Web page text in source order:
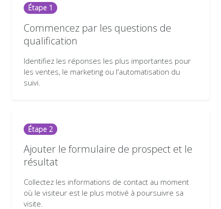
Étape 1
Commencez par les questions de
qualification
Identifiez les réponses les plus importantes pour
les ventes, le marketing ou l'automatisation du
suivi.
Étape 2
Ajouter le formulaire de prospect et le
résultat
Collectez les informations de contact au moment
où le visiteur est le plus motivé à poursuivre sa
visite.